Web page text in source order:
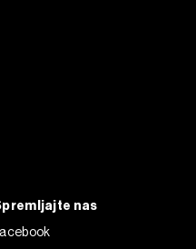
koli posledic.
nas